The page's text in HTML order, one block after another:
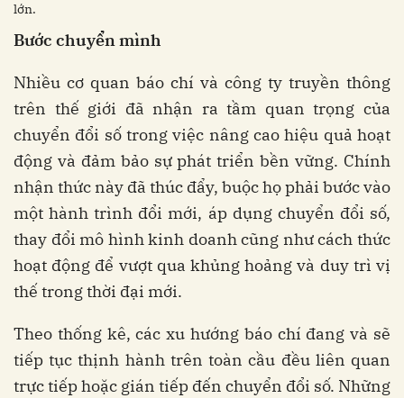
lớn.
Bước chuyển mình
Nhiều cơ quan báo chí và công ty truyền thông
trên thế giới đã nhận ra tầm quan trọng của
chuyển đổi số trong việc nâng cao hiệu quả hoạt
động và đảm bảo sự phát triển bền vững. Chính
nhận thức này đã thúc đẩy, buộc họ phải bước vào
một hành trình đổi mới, áp dụng chuyển đổi số,
thay đổi mô hình kinh doanh cũng như cách thức
hoạt động để vượt qua khủng hoảng và duy trì vị
thế trong thời đại mới.
Theo thống kê, các xu hướng báo chí đang và sẽ
tiếp tục thịnh hành trên toàn cầu đều liên quan
trực tiếp hoặc gián tiếp đến chuyển đổi số. Những